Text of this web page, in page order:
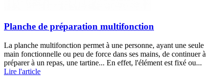
Planche de préparation multifonction
La planche multifonction permet à une personne, ayant une seule
main fonctionnelle ou peu de force dans ses mains, de continuer à
préparer à un repas, une tartine... En effet, l'élément est fixé ou...
Lire l'article